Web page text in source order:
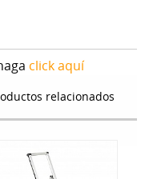
click aquí
relacionados